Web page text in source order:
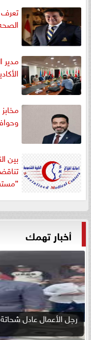
تعرف
الصحه بـ
مدير
بين
أخبار تهمك
رجل الأعمال عادل